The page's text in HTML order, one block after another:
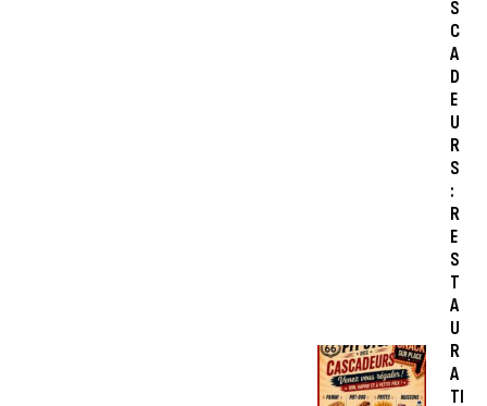
S
C
A
D
E
U
R
S
:
R
E
S
T
A
U
R
A
TI